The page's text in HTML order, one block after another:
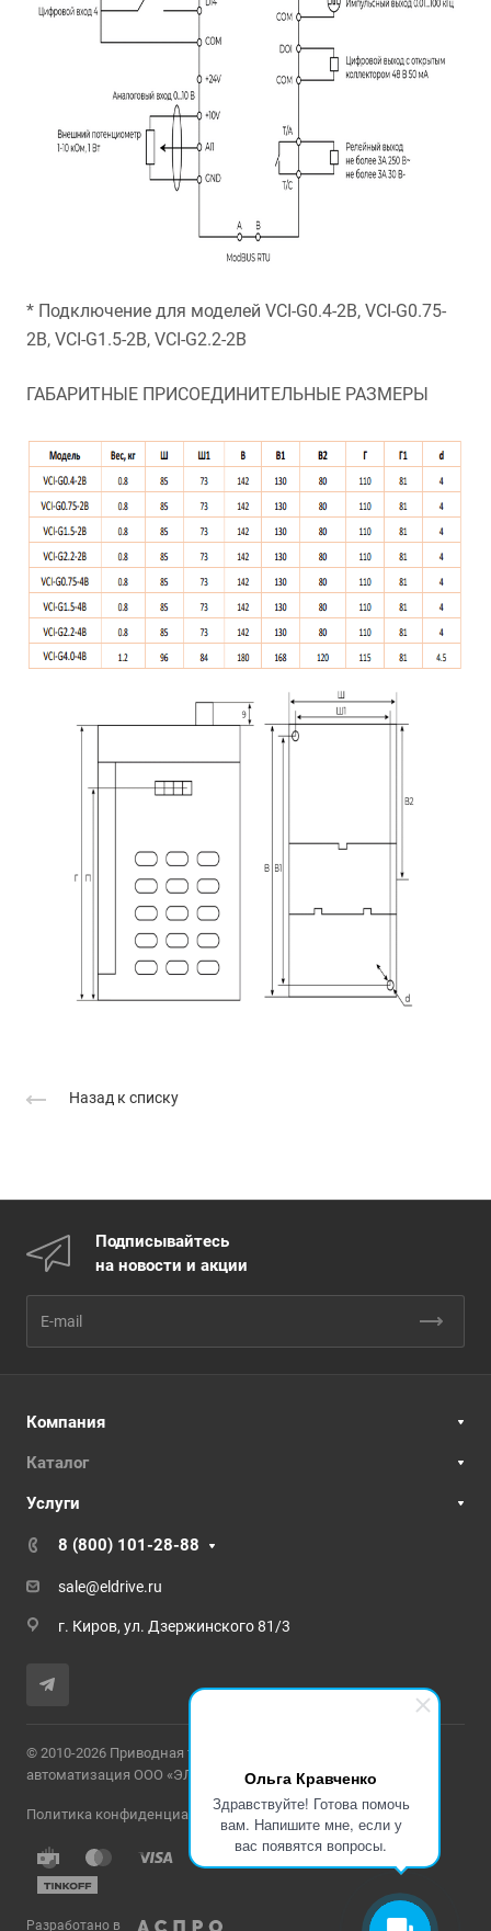
Ольга Кравченко
Здравствуйте! Готова помочь
вам. Напишите мне, если у
вас появятся вопросы.
* Подключение для моделей VCI-G0.4-2B, VCI-G0.75-
2B, VCI-G1.5-2B, VCI-G2.2-2B
ГАБАРИТНЫЕ ПРИСОЕДИНИТЕЛЬНЫЕ РАЗМЕРЫ
Назад к списку
Подписывайтесь
на новости и акции
Компания
Каталог
Услуги
8 (800) 101-28-88
sale@eldrive.ru
г. Киров, ул. Дзержинского 81/3
© 2010-2026 Приводная техника и промышленная
автоматизация ООО «ЭЛЕКТРОПРИВОД»
Политика конфиденциальности
Разработано в